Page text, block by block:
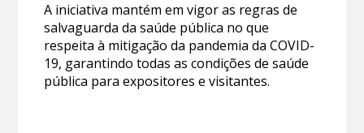
A iniciativa mantém em vigor as regras de
salvaguarda da saúde pública no que
respeita à mitigação da pandemia da COVID-
19, garantindo todas as condições de saúde
pública para expositores e visitantes.